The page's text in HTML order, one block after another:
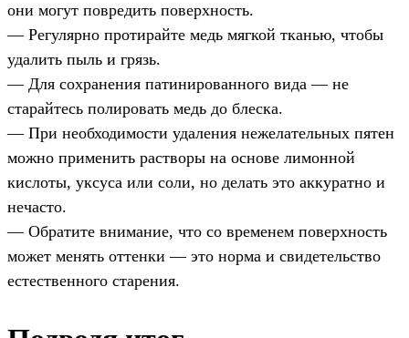
они могут повредить поверхность.
— Регулярно протирайте медь мягкой тканью, чтобы
удалить пыль и грязь.
— Для сохранения патинированного вида — не
старайтесь полировать медь до блеска.
— При необходимости удаления нежелательных пятен
можно применить растворы на основе лимонной
кислоты, уксуса или соли, но делать это аккуратно и
нечасто.
— Обратите внимание, что со временем поверхность
может менять оттенки — это норма и свидетельство
естественного старения.